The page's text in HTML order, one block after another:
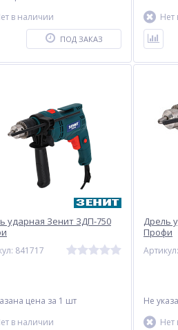
в наличии
ПОД ЗАКАЗ
Нет
ударная Зенит ЗДП-750
841717
цена за 1 шт
в наличии
Дрель
Профи
Не
Нет